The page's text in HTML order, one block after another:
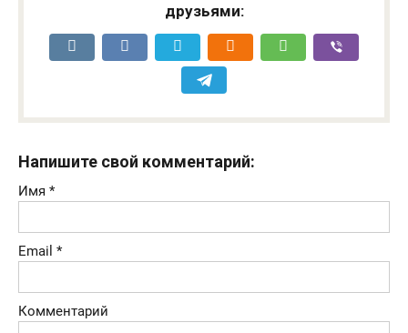
друзьями:
Напишите свой комментарий:
Имя *
Email *
Комментарий